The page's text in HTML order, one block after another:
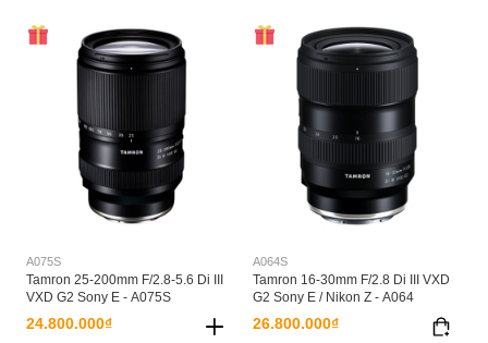
A075S
Tamron 25-200mm F/2.8-5.6 Di III
VXD G2 Sony E - A075S
24.800.000₫
A064S
Tamron 16-30mm F/2.8 Di III VXD
G2 Sony E / Nikon Z - A064
26.800.000₫